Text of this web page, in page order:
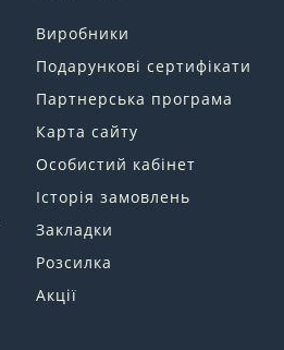
Виробники
Подарункові сертифікати
Партнерська програма
Карта сайту
Особистий кабінет
Історія замовлень
Закладки
Розсилка
Акції